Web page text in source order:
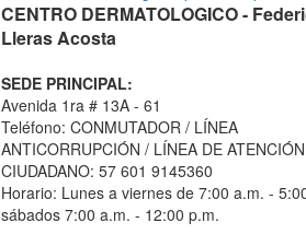
CENTRO DERMATOLOGICO -
Lleras Acosta
SEDE PRINCIPAL:
Avenida 1ra # 13A - 61
Teléfono: CONMUTADOR / LÍNEA
ANTICORRUPCIÓN / LÍNEA DE
CIUDADANO: 57 601 9145360
Horario: Lunes a viernes de 7:00 a.m. -
sábados 7:00 a.m. - 12:00 p.m.